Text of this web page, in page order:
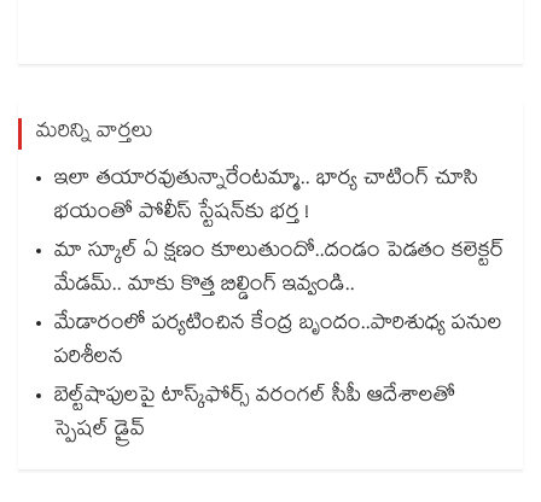
మరిన్ని వార్తలు
ఇలా తయారవుతున్నారేంటమ్మా.. భార్య చాటింగ్ చూసి
భయంతో పోలీస్ స్టేషన్⁫కు భర్త !
మా స్కూల్ ఏ క్షణం కూలుతుందో..దండం పెడతం కలెక్టర్
మేడమ్.. మాకు కొత్త బిల్డింగ్ ఇవ్వండి..
మేడారంలో పర్యటించిన కేంద్ర బృందం..పారిశుధ్య పనుల
పరిశీలన
బెల్ట్‌‌‌‌‌‌‌‌‌‌‌‌‌‌‌‌‌‌‌‌‌‌‌‌‌‌‌‌‌‌‌‌షాపులపై టాస్క్‌‌‌‌‌‌‌‌‌‌‌‌‌‌‌‌‌‌‌‌‌‌‌‌‌‌‌‌‌‌‌‌ఫోర్స్ వరంగల్‌‌‌‌‌‌‌‌‌‌‌‌‌‌‌‌‌‌‌‌‌‌‌‌‌‌‌‌‌‌‌‌ సీపీ ఆదేశాలతో
స్పెషల్ డ్రైవ్‌‌‌‌‌‌‌‌‌‌‌‌‌‌‌‌‌‌‌‌‌‌‌‌‌‌‌‌‌‌‌‌